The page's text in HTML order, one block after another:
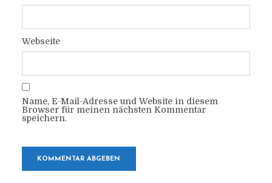
Webseite
Name, E-Mail-Adresse und Website in diesem
Browser für meinen nächsten Kommentar
speichern.